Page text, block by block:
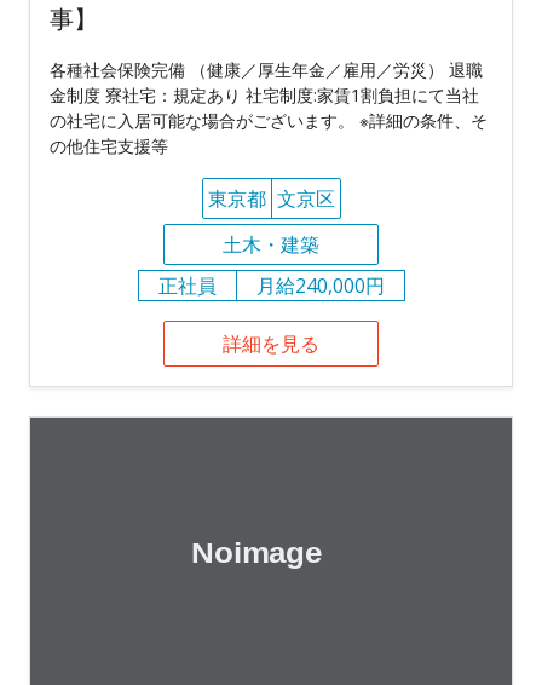
事】
各種社会保険完備 （健康／厚生年金／雇用／労災） 退職
金制度 寮社宅：規定あり 社宅制度:家賃1割負担にて当社
の社宅に入居可能な場合がございます。 ※詳細の条件、そ
の他住宅支援等
東京都 文京区
土木・建築
正社員
月給240,000円
詳細を見る